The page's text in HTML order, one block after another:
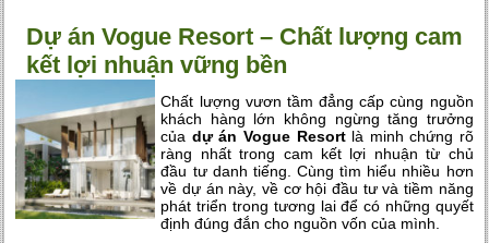
Dự án Vogue Resort – Chất lượng cam
kết lợi nhuận vững bền
Chất lượng vươn tầm đẳng cấp cùng nguồn
khách hàng lớn không ngừng tăng trưởng
của dự án Vogue Resortlà minh chứng rõ
ràng nhất trong cam kết lợi nhuận từ chủ
đầu tư danh tiếng. Cùng tìm hiểu nhiều hơn
về dự án này, về cơ hội đầu tư và tiềm năng
phát triển trong tương lai để có những quyết
định đúng đắn cho nguồn vốn của mình.